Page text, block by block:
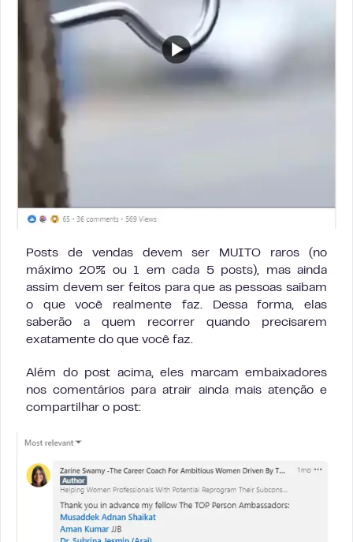
Posts de vendas devem ser MUITO raros (no
máximo 20% ou 1 em cada 5 posts), mas ainda
assim devem ser feitos para que as pessoas saibam
o que você realmente faz. Dessa forma, elas
saberão a quem recorrer quando precisarem
exatamente do que você faz.
Além do post acima, eles marcam embaixadores
nos comentários para atrair ainda mais atenção e
compartilhar o post: